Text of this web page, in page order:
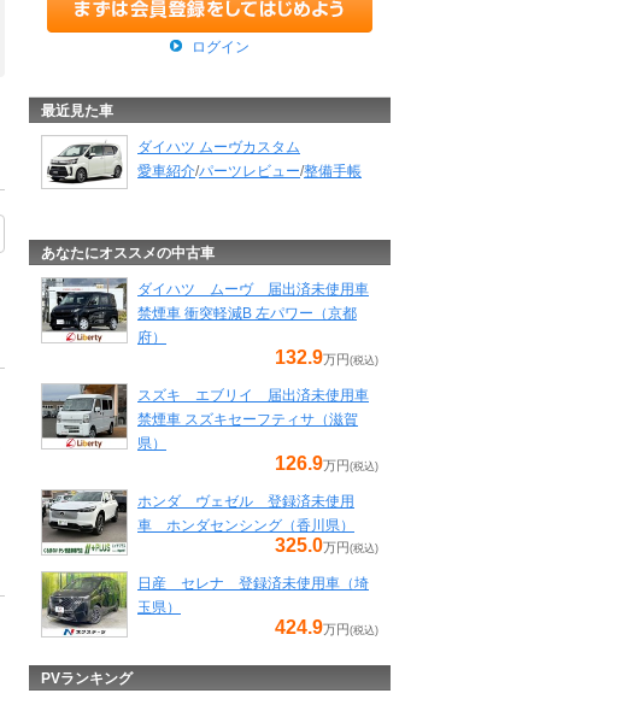
ログイン
最近見た車
ダイハツ ムーヴカスタム
愛車紹介/パーツレビュー/整備手帳
あなたにオススメの中古車
ダイハツ ムーヴ 届出済未使用車
禁煙車 衝突軽減B 左パワー（京都
府）
132.9万円 (税込)
スズキ エブリイ 届出済未使用車
禁煙車 スズキセーフティサ（滋賀
県）
126.9万円 (税込)
ホンダ ヴェゼル 登録済未使用
車 ホンダセンシング（香川県）
325.0万円 (税込)
日産 セレナ 登録済未使用車（埼
玉県）
424.9万円 (税込)
PVランキング